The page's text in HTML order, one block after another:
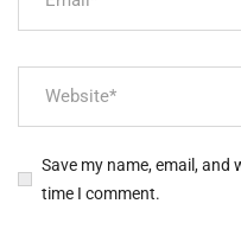
Save my name, email,
time I comment.